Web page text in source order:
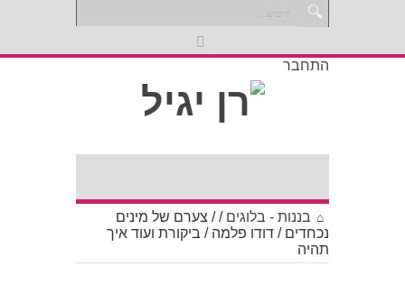
התחבר
בננות - בלוגים /
/ צערם של מינים
נכחדים / דודו פלמה / ביקורת ועוד איך
תהיה